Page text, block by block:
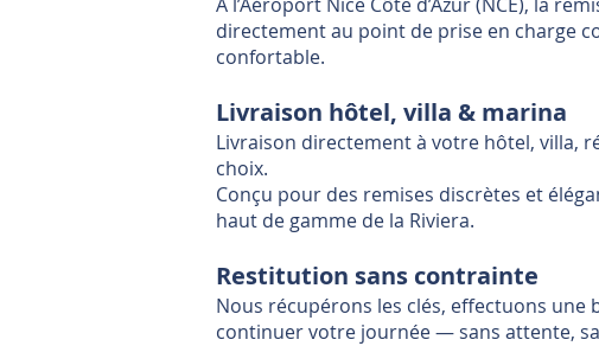
directement au point de prise en charge
confortable.
Livraison hôtel, villa & marina
Livraison directement à votre hôtel, villa,
choix.
Conçu pour des remises discrètes et
haut de gamme de la Riviera.
Restitution sans contrainte
Nous récupérons les clés, effectuons une
continuer votre journée — sans attente,